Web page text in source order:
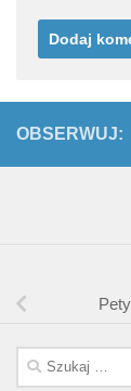
OBSERWUJ:
Szukaj: